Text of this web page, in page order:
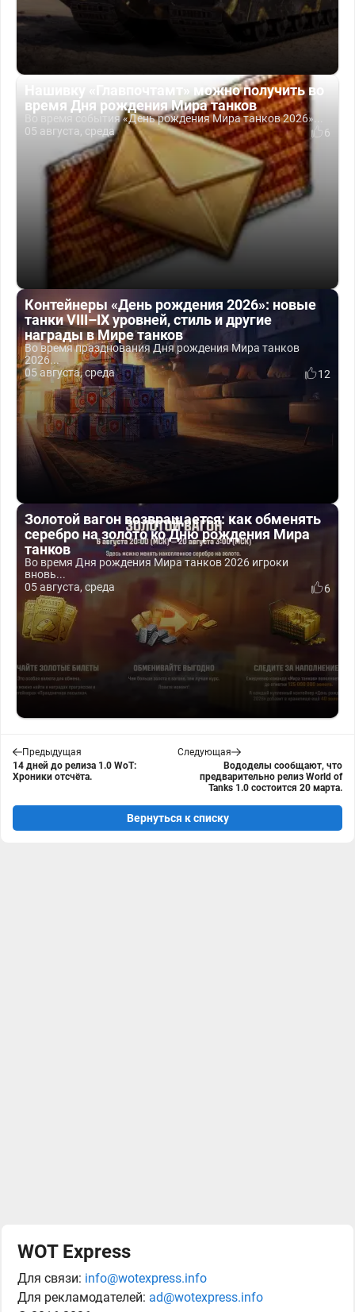
Нашивку «Главпочтамт» можно получить во
время Дня рождения Мира танков
Во время события «День рождения Мира танков 2026»...
05 августа, среда
6
Контейнеры «День рождения 2026»: новые
танки VIII–IX уровней, стиль и другие
награды в Мире танков
Во время празднования Дня рождения Мира танков
2026...
05 августа, среда
12
Золотой вагон возвращается: как обменять
серебро на золото ко Дню рождения Мира
танков
Во время Дня рождения Мира танков 2026 игроки
вновь...
05 августа, среда
6
Предыдущая
14 дней до релиза 1.0 WoT:
Хроники отсчёта.
Следующая
Вододелы сообщают, что
предварительно релиз World of
Tanks 1.0 состоится 20 марта.
Вернуться к списку
WOT Express
Для связи: info@wotexpress.info
Для рекламодателей: ad@wotexpress.info